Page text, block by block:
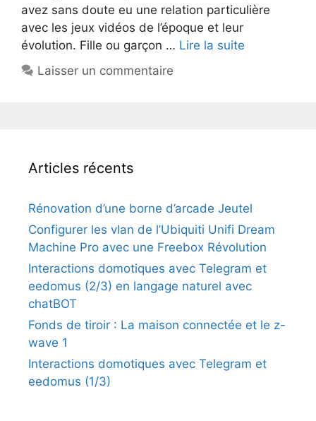
avez sans doute eu une relation particulière
avec les jeux vidéos de l’époque et leur
évolution. Fille ou garçon … Lire la suite
Laisser un commentaire
Articles récents
Rénovation d’une borne d’arcade Jeutel
Configurer les vlan de l’Ubiquiti Unifi Dream
Machine Pro avec une Freebox Révolution
Interactions domotiques avec Telegram et
eedomus (2/3) en langage naturel avec
chatBOT
Fonds de tiroir : La maison connectée et le z-
wave 1
Interactions domotiques avec Telegram et
eedomus (1/3)